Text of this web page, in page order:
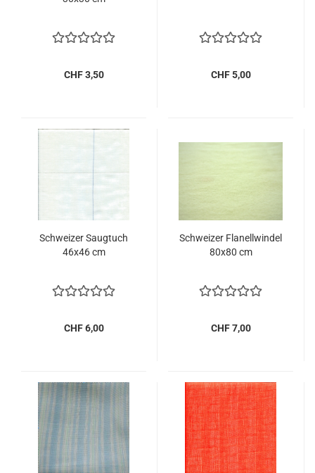
CHF 3,50 CHF 5,00
Schwei­zer Saug­tuch
46x46 cm
CHF 6,00
Schwei­zer Fla­nell­win­del
80x80 cm
CHF 7,00